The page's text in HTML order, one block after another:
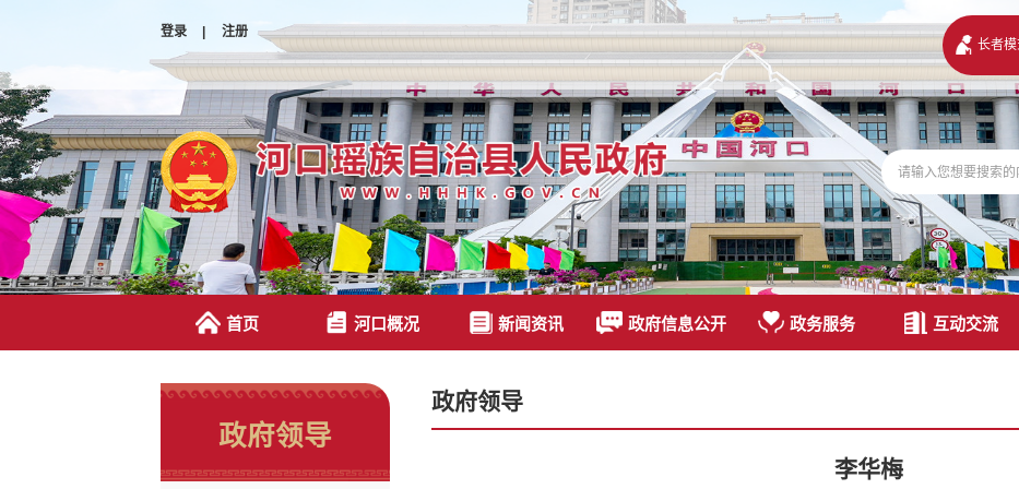
登录 |
注册
长者
首页 河口概况 新闻资讯 政府信息公开 政务服务 互动交流
政府领导
政府领导
李华梅